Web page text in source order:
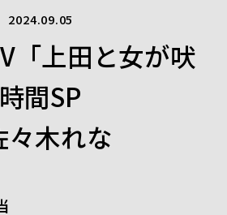
2024.09.05
「上田と女が吠
間SP
木れな